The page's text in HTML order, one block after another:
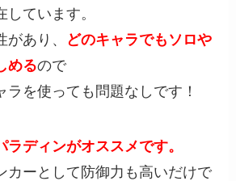
ています。
あり、 どのキャラでもソロや
めるので
ラを使っても問題なしです！
ディンがオススメです。
カーとして防御力も高いだけで